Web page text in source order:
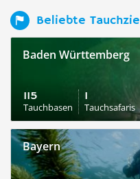
Beliebte
115
Tauchbasen
1
Tauchsafaris
Baden Württemberg
Bayern